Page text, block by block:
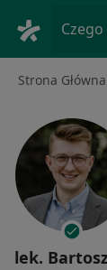
Strona Główna
lek.